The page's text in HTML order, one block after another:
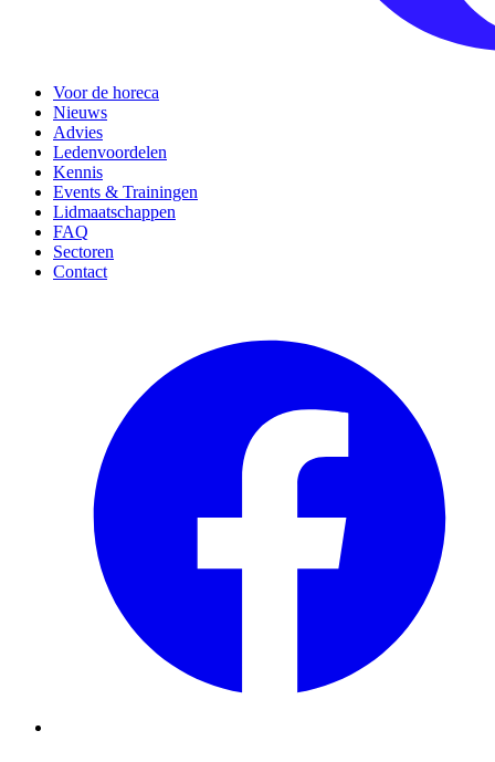
Voor de horeca
Nieuws
Advies
Ledenvoordelen
Kennis
Events & Trainingen
Lidmaatschappen
FAQ
Sectoren
Contact